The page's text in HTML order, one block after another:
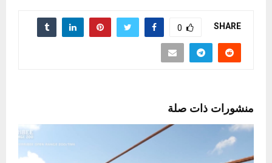
SHARE
0
منشورات ذات صلة